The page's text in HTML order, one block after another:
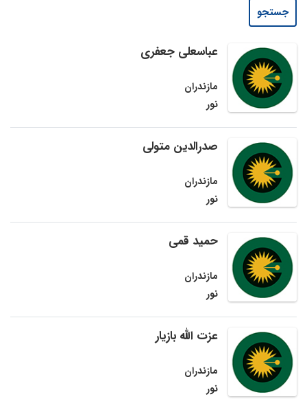
جستجو
عباسعلی جعفری
مازندران
نور
صدرالدین متولی
مازندران
نور
حمید قمی
مازندران
نور
عزت الله بازیار
مازندران
نور